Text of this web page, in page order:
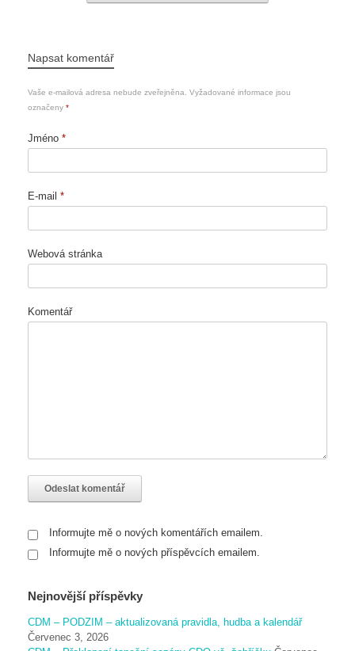
Napsat komentář
Vaše e-mailová adresa nebude zveřejněna.
Vyžadované informace jsou
označeny *
Jméno *
E-mail *
Webová stránka
Komentář
Informujte mě o nových komentářích emailem.
Informujte mě o nových příspěvcích emailem.
Nejnovější příspěvky
CDM – PODZIM – aktualizovaná pravidla, hudba a kalendář
Červenec 3, 2026